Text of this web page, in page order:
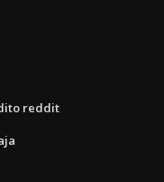
reddit